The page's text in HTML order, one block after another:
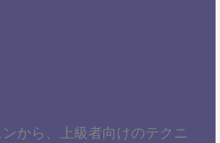
から、上級者向けのテクニ